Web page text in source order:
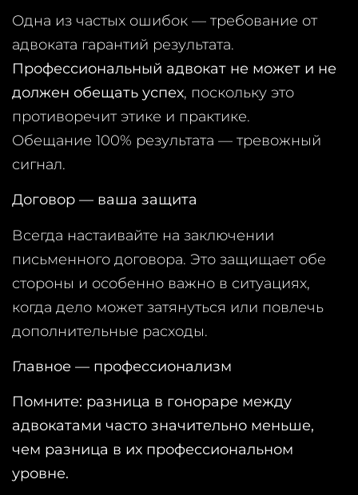
Одна из частых ошибок — требование от
адвоката гарантий результата.
Профессиональный адвокат не может и не
должен обещать успех, поскольку это
противоречит этике и практике.
Обещание 100% результата — тревожный
сигнал.
Договор — ваша защита
Всегда настаивайте на заключении
письменного договора. Это защищает обе
стороны и особенно важно в ситуациях,
когда дело может затянуться или повлечь
дополнительные расходы.
Главное — профессионализм
Помните: разница в гонораре между
адвокатами часто значительно меньше,
чем разница в их профессиональном
уровне.